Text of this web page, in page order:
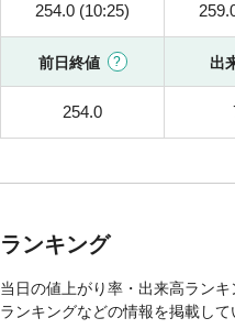
254.0 (10:25)
前日終値 出
254.0
ランキング
当日の値上がり率・出来高ラン
ランキングなどの情報を掲載して